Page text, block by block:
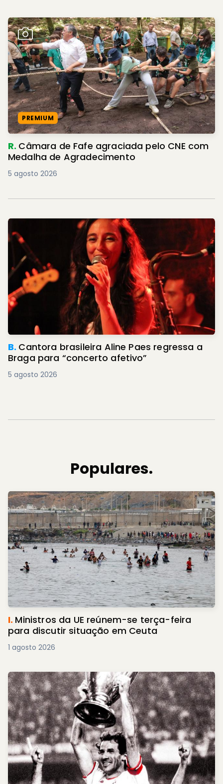
PREMIUM
R. Câmara de Fafe agraciada pelo CNE com
Medalha de Agradecimento
5 agosto 2026
B. Cantora brasileira Aline Paes regressa a
Braga para “concerto afetivo”
5 agosto 2026
Populares.
I. Ministros da UE reúnem-se terça-feira
para discutir situação em Ceuta
1 agosto 2026